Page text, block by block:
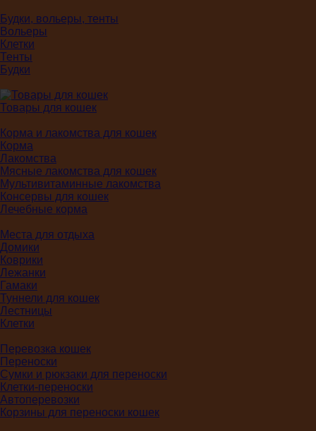
Будки, вольеры, тенты
Вольеры
Клетки
Тенты
Будки
Товары для кошек
Корма и лакомства для кошек
Корма
Лакомства
Мясные лакомства для кошек
Мультивитаминные лакомства
Консервы для кошек
Лечебные корма
Места для отдыха
Домики
Коврики
Лежанки
Гамаки
Туннели для кошек
Лестницы
Клетки
Перевозка кошек
Переноски
Сумки и рюкзаки для переноски
Клетки-переноски
Автоперевозки
Корзины для переноски кошек